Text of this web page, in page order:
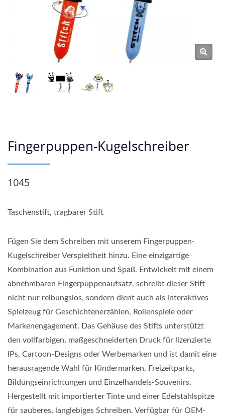
Fingerpuppen-Kugelschreiber
1045
Taschenstift, tragbarer Stift
Fügen Sie dem Schreiben mit unserem Fingerpuppen-
Kugelschreiber Verspieltheit hinzu. Eine einzigartige
Kombination aus Funktion und Spaß. Entwickelt mit einem
abnehmbaren Fingerpuppenaufsatz, schreibt dieser Stift
nicht nur reibungslos, sondern dient auch als interaktives
Spielzeug für Geschichtenerzählen, Rollenspiele oder
Markenengagement. Das Gehäuse des Stifts unterstützt
den vollfarbigen, maßgeschneiderten Druck für lizenzierte
IPs, Cartoon-Designs oder Werbemarken und ist damit eine
herausragende Wahl für Kindermarken, Freizeitparks,
Bildungseinrichtungen und Einzelhandels-Souvenirs.
Hergestellt mit importierter Tinte und einer Edelstahlspitze
für sauberes, langlebiges Schreiben. Verfügbar für OEM-